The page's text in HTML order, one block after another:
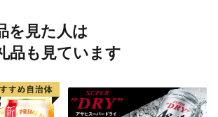
を見た人は
品も見ています